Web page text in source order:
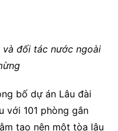
và đối tác nước ngoài
bố dự án Lâu đài
với 101 phòng gắn
tạo nên một tòa lâu